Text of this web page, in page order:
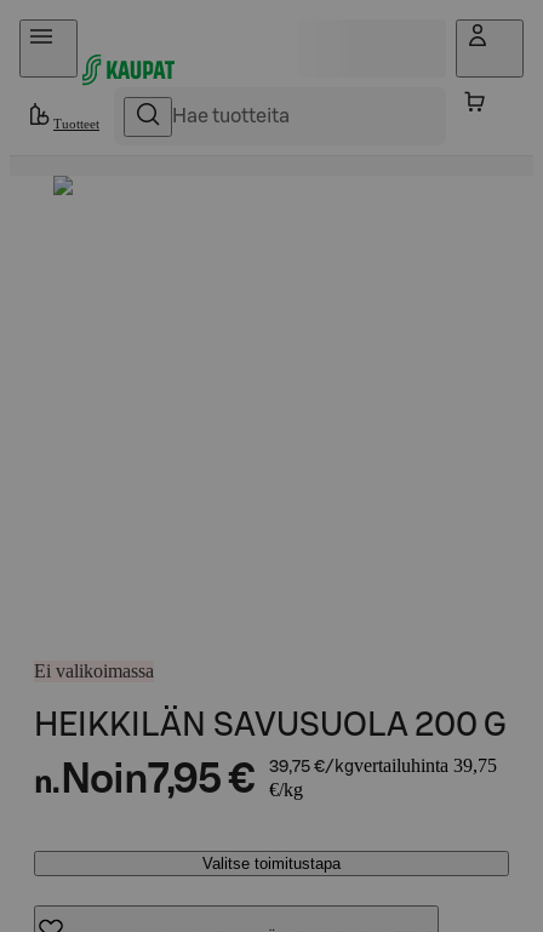
Hyppää sisältöön
Tuotteet
Ei valikoimassa
HEIKKILÄN SAVUSUOLA 200 G
n. Noin7,95 € 39,75 €/kgvertailuhinta 39,75
€/kg
Valitse toimitustapa